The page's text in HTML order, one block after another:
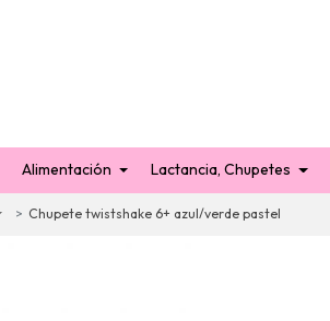
Alimentación Lactancia, Chupetes
Chupete twistshake 6+ azul/verde pastel